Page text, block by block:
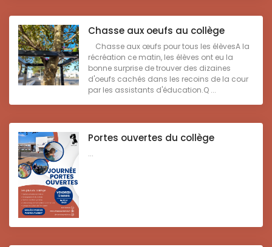
Chasse aux oeufs au collège
Chasse aux œufs pour tous les élèvesA la
récréation ce matin, les élèves ont eu la
bonne surprise de trouver des dizaines
d'oeufs cachés dans les recoins de la cour
par les assistants d'éducation.Q ...
Portes ouvertes du collège
...